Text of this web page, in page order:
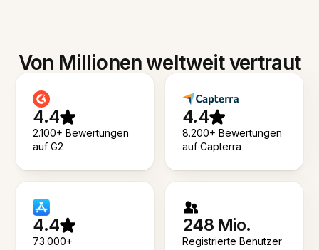
Von Millionen weltweit vertraut
4.4
2.100+ Bewertungen
auf G2
4.4
8.200+ Bewertungen
auf Capterra
4.4
73.000+
248 Mio.
Registrierte Benutzer